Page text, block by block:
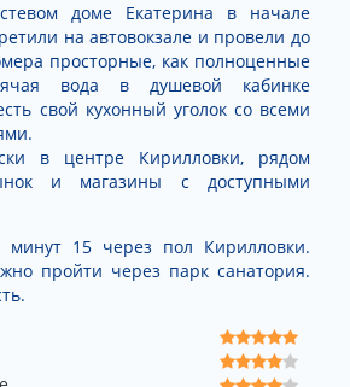
доме Екатерина в начале
на автовокзале и провели до
просторные, как полноценные
вода в душевой кабинке
свой кухонный уголок со всеми
в центре Кирилловки, рядом
и магазины с доступными
15 через пол Кирилловки.
пройти через парк санатория.